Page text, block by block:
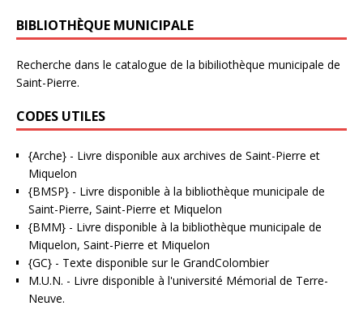
BIBLIOTHÈQUE MUNICIPALE
Recherche dans le catalogue de la bibiliothèque municipale de
Saint-Pierre.
CODES UTILES
{Arche} - Livre disponible aux archives de Saint-Pierre et
Miquelon
{BMSP} - Livre disponible à la bibliothèque municipale de
Saint-Pierre, Saint-Pierre et Miquelon
{BMM} - Livre disponible à la bibliothèque municipale de
Miquelon, Saint-Pierre et Miquelon
{GC} - Texte disponible sur le GrandColombier
M.U.N. - Livre disponible à l'université Mémorial de Terre-
Neuve.